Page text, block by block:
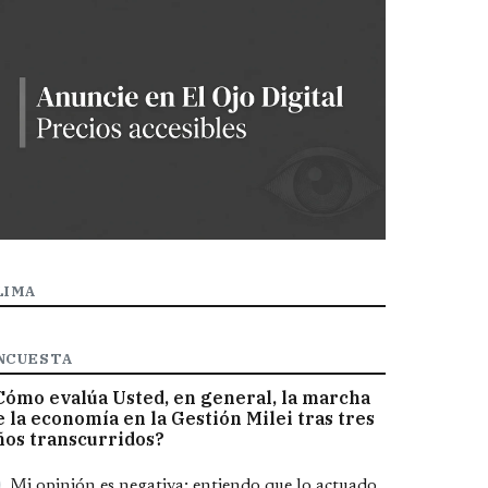
evalúa Usted, en general, la marcha
la economía en la Gestión Milei tras tres
transcurridos?